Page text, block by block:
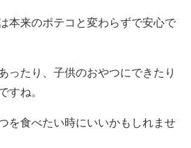
本来のポテコと変わらずで安心で
ったり、子供のおやつにできたり
すね。
を食べたい時にいいかもしれませ